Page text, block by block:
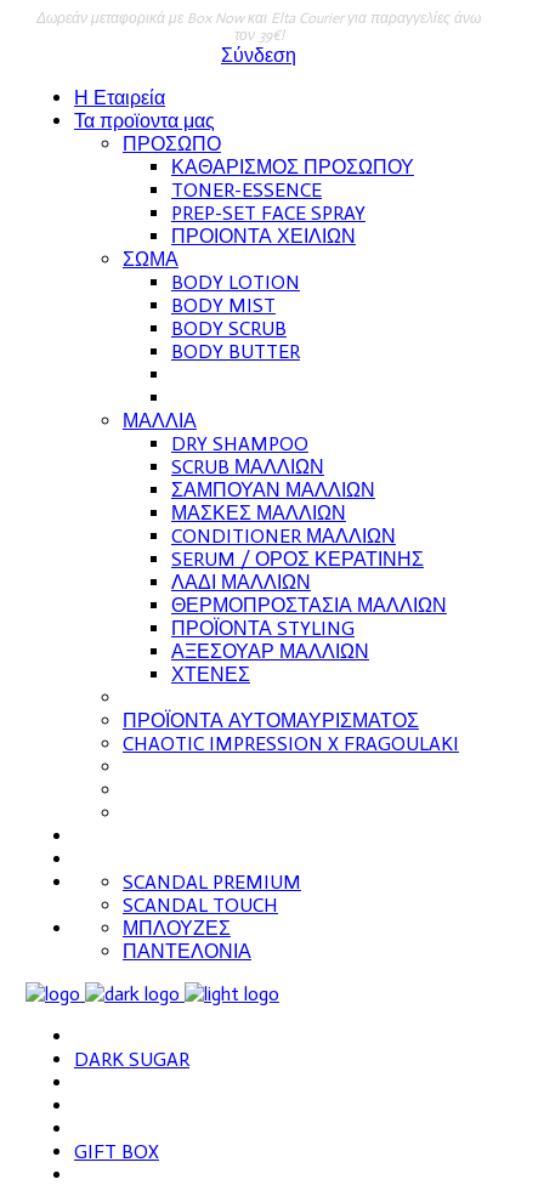
Δωρεάν μεταφορικά με Box Now και Elta Courier για παραγγελίες άνω
τον 39€!
Σύνδεση
Η Εταιρεία
Τα προϊοντα μας
ΠΡΟΣΩΠΟ
ΚΑΘΑΡΙΣΜΟΣ ΠΡΟΣΩΠΟΥ
TONER-ESSENCE
PREP-SET FACE SPRAY
ΠΡΟΙΟΝΤΑ ΧΕΙΛΙΩΝ
ΣΩΜΑ
BODY LOTION
BODY MIST
BODY SCRUB
BODY BUTTER
ΜΑΛΛΙΑ
DRY SHAMPOO
SCRUB ΜΑΛΛΙΩΝ
ΣΑΜΠΟΥΑΝ ΜΑΛΛΙΩΝ
ΜΑΣΚΕΣ ΜΑΛΛΙΩΝ
CONDITIONER ΜΑΛΛΙΩΝ
SERUM / ΟΡΟΣ ΚΕΡΑΤΙΝΗΣ
ΛΑΔΙ ΜΑΛΛΙΩΝ
ΘΕΡΜΟΠΡΟΣΤΑΣΙΑ ΜΑΛΛΙΩΝ
ΠΡΟΪΟΝΤΑ STYLING
ΑΞΕΣΟΥΑΡ ΜΑΛΛΙΩΝ
ΧΤΕΝΕΣ
ΠΡΟΪΟΝΤΑ ΑΥΤΟΜΑΥΡΙΣΜΑΤΟΣ
CHAOTIC IMPRESSION X FRAGOULAKI
SCANDAL PREMIUM
SCANDAL TOUCH
ΜΠΛΟΥΖΕΣ
ΠΑΝΤΕΛΟΝΙΑ
DARK SUGAR
GIFT BOX